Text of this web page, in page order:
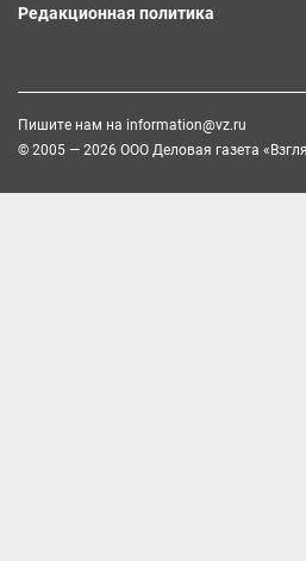
Редакционная политика
Пишите нам на information@vz.ru
© 2005 — 2026 ООО Деловая газета